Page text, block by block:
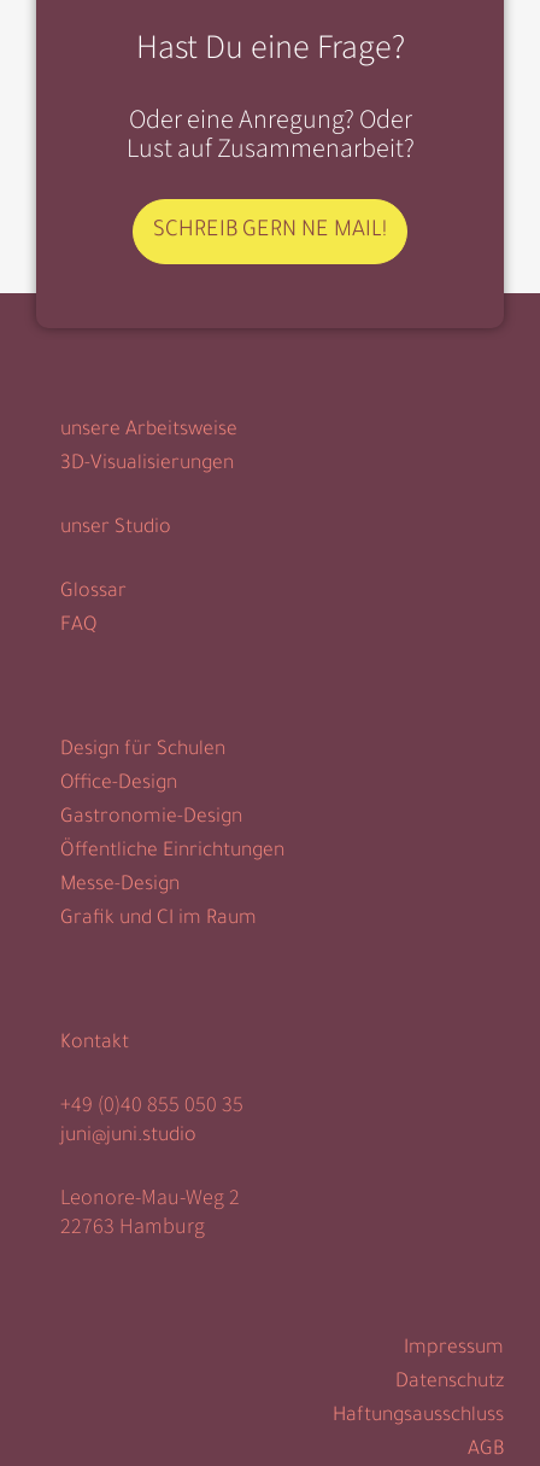
Hast Du eine Frage?
Oder eine Anregung? Oder
Lust auf Zusammenarbeit?
SCHREIB GERN NE MAIL!
unsere Arbeitsweise
3D-Visualisierungen
unser Studio
Glossar
FAQ
Design für Schulen
Office-Design
Gastronomie-Design
Öffentliche Einrichtungen
Messe-Design
Grafik und CI im Raum
Kontakt
+49 (0)40 855 050 35
juni@juni.studio
Leonore-Mau-Weg 2
22763 Hamburg
Impressum
Datenschutz
Haftungsausschluss
AGB